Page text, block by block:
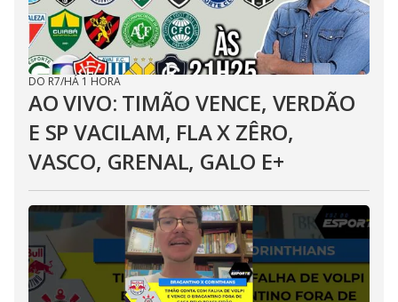
DO R7/HÁ 1 HORA
AO VIVO: TIMÃO VENCE, VERDÃO
E SP VACILAM, FLA X ZÊRO,
VASCO, GRENAL, GALO E+